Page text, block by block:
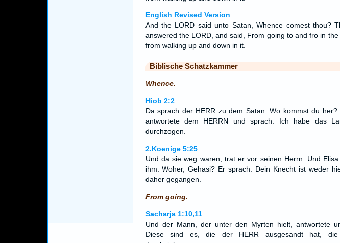
English Revised Version
And the LORD said unto Satan, Whence comest thou?
answered the LORD, and said, From going to and fro in
from walking up and down in it.
Biblische Schatzkammer
Whence.
Hiob 2:2
Da sprach der HERR zu dem Satan: Wo kommst du her?
antwortete dem HERRN und sprach: Ich habe das
durchzogen.
2.Koenige 5:25
Und da sie weg waren, trat er vor seinen Herrn. Und
ihm: Woher, Gehasi? Er sprach: Dein Knecht ist weder
daher gegangen.
From going.
Sacharja 1:10,11
Und der Mann, der unter den Myrten hielt, antwortete
Diese sind es, die der HERR ausgesandt hat,